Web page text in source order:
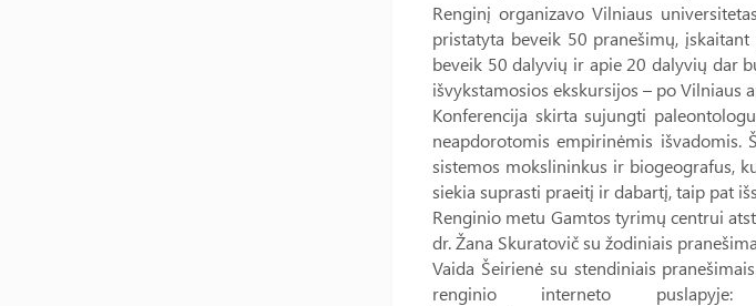
Renginį organizavo Vilniaus
pristatyta beveik 50 pranešimų,
beveik 50 dalyvių ir apie 20 dalyvių dar
išvykstamosios ekskursijos – po Vilniaus
Konferencija skirta sujungti
neapdorotomis empirinėmis išvadomis.
sistemos mokslininkus ir biogeografus,
siekia suprasti praeitį ir dabartį, taip pat
Renginio metu Gamtos tyrimų centrui
dr. Žana Skuratovič su žodiniais
Vaida Šeirienė su stendiniais
renginio interneto puslapyje: